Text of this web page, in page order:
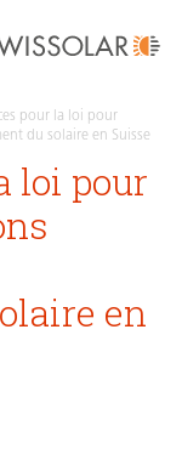
pour la loi pour
du solaire en Suisse
loi pour
en